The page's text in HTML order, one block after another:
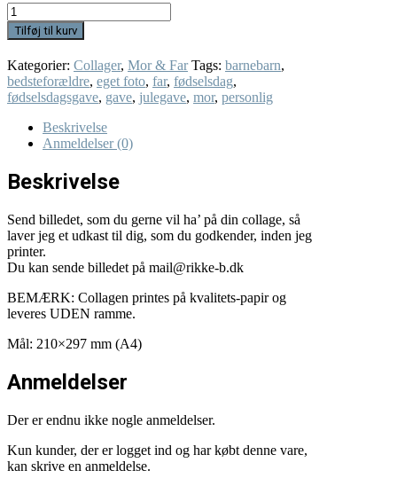
Collage
"Beskrivende
ord"
m.
eget
foto
...
Tilføj til kurv
Kategorier: Collager, Mor & Far Tags: barnebarn,
bedsteforældre, eget foto, far, fødselsdag,
fødselsdagsgave, gave, julegave, mor, personlig
Beskrivelse
Anmeldelser (0)
Beskrivelse
Send billedet, som du gerne vil ha’ på din collage, så
laver jeg et udkast til dig, som du godkender, inden jeg
printer.
Du kan sende billedet på mail@rikke-b.dk
BEMÆRK: Collagen printes på kvalitets-papir og
leveres UDEN ramme.
Mål: 210×297 mm (A4)
Anmeldelser
Der er endnu ikke nogle anmeldelser.
Kun kunder, der er logget ind og har købt denne vare,
kan skrive en anmeldelse.